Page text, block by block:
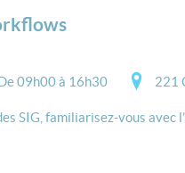
09h00 à 16h30 221
SIG, familiarisez-vous avec